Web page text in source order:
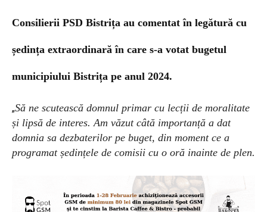
Consilierii PSD Bistrița au comentat în legătură cu
ședința extraordinară în care s-a votat bugetul
municipiului Bistrița pe anul 2024.
„Să ne scutească domnul primar cu lecții de moralitate
și lipsă de interes. Am văzut câtă importanță a dat
domnia sa dezbaterilor pe buget, din moment ce a
programat ședințele de comisii cu o oră inainte de plen.